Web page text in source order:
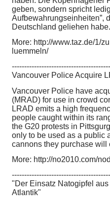
geben, sondern spricht
Aufbewahrungseinheiten”,
Deutschland geliehen habe.
More: http://www.taz.de/1/
luemmeln/
Vancouver Police Acquire
Vancouver Police have
(MRAD) for use in crowd
LRAD emits a high
people caught within its
the G20 protests in
only to be used as a public
cannons they purchase will
More: http://no2010.com/
"Der Einsatz Natogipfel
Atlantik"